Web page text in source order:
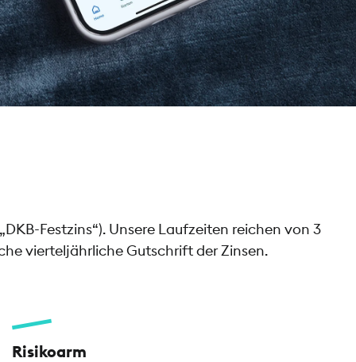
Festzins“). Unsere Laufzeiten reichen von 3
vierteljährliche Gutschrift der Zinsen.
Risikoarm